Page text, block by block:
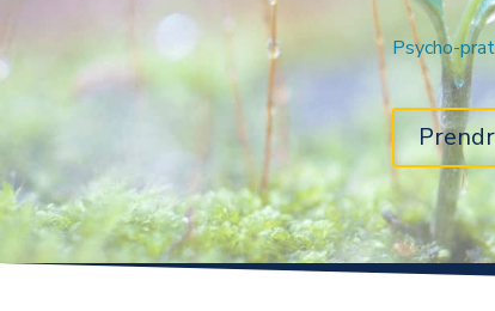
Psycho-